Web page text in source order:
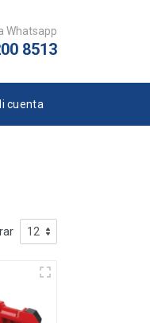
Whatsapp
8513
cuenta